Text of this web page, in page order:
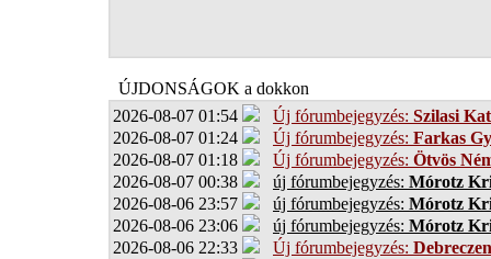
ÚJDONSÁGOK a dokkon
2026-08-07 01:54
Új fórumbejegyzés: Szilasi
2026-08-07 01:24
Új fórumbejegyzés: Farkas
2026-08-07 01:18
Új fórumbejegyzés: Ötvös
2026-08-07 00:38
új fórumbejegyzés: Mórotz
2026-08-06 23:57
új fórumbejegyzés: Mórotz
2026-08-06 23:06
új fórumbejegyzés: Mórotz
2026-08-06 22:33
Új fórumbejegyzés: